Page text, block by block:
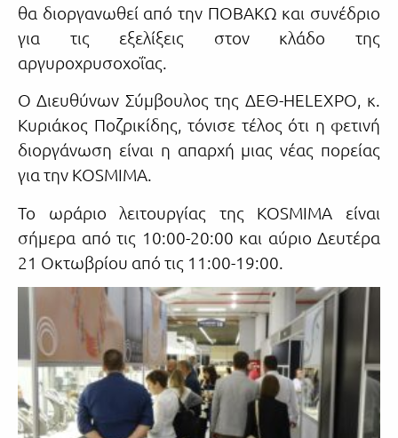
θα διοργανωθεί από την ΠΟΒΑΚΩ και συνέδριο
για τις εξελίξεις στον κλάδο της
αργυροχρυσοχοΐας.
Ο Διευθύνων Σύμβουλος της ΔΕΘ-HELEXPO, κ.
Κυριάκος Ποζρικίδης, τόνισε τέλος ότι η φετινή
διοργάνωση είναι η απαρχή μιας νέας πορείας
για την KOSMIMA.
Το ωράριο λειτουργίας της KOSMIMA είναι
σήμερα από τις 10:00-20:00 και αύριο Δευτέρα
21 Οκτωβρίου από τις 11:00-19:00.